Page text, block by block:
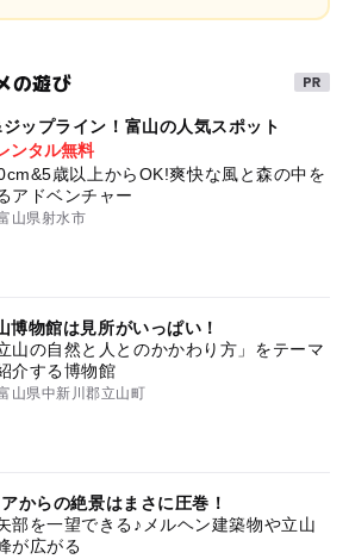
の遊び
ップライン！富山の人気スポット
ンタル無料
歳以上からOK!爽快な風と森の中を
アドベンチャー
山県射水市
博物館は見所がいっぱい！
立山の自然と人とのかかわり方」をテーマ
介する博物館
山県中新川郡立山町
からの絶景はまさに圧巻！
部を一望できる♪メルヘン建築物や立山
が広がる